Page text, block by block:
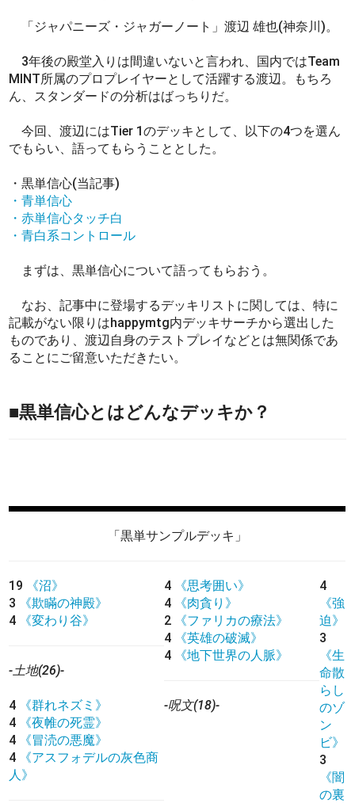
「ジャパニーズ・ジャガーノート」渡辺 雄也(神奈川)。
3年後の殿堂入りは間違いないと言われ、国内ではTeam
MINT所属のプロプレイヤーとして活躍する渡辺。もちろ
ん、スタンダードの分析はばっちりだ。
今回、渡辺にはTier 1のデッキとして、以下の4つを選ん
でもらい、語ってもらうこととした。
・黒単信心(当記事)
・青単信心
・赤単信心タッチ白
・青白系コントロール
まずは、黒単信心について語ってもらおう。
なお、記事中に登場するデッキリストに関しては、特に
記載がない限りはhappymtg内デッキサーチから選出した
ものであり、渡辺自身のテストプレイなどとは無関係であ
ることにご留意いただきたい。
■黒単信心とはどんなデッキか？
「黒単サンプルデッキ」
19
《沼》
3
《欺瞞の神殿》
4
《変わり谷》
-土地(26)-
4
《群れネズミ》
4
《夜帷の死霊》
4
《冒涜の悪魔》
4
《アスフォデルの灰色商
人》
4
《思考囲い》
4
《肉貪り》
2
《ファリカの療法》
4
《英雄の破滅》
4
《地下世界の人脈》
-呪文(18)-
4
《強
迫》
3
《生
命散
らし
のゾ
ン
ビ》
3
《闇
の裏